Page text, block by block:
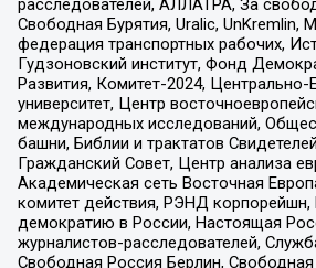
расследователей, АЛЛАТРА, За
Свободная Бурятия, Uralic, UnKremlin,
федерация транспортных рабочих,
Гудзоновский институт, Фонд
Развития, Комитет-2024, Центрально-
университет, Центр
международных исследований,
башни, Библии и трактатов
Гражданский Совет, Центр анализа
Академическая сеть Восточная
комитет действия, РЭНД корпорейшн,
демократию в России, Настоящая
журналистов-расследователей,
Свободная Россия Берлин,